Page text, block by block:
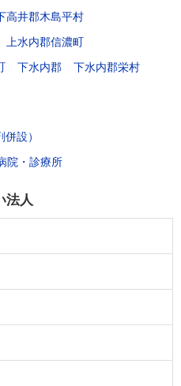
高井郡木島平村
上水内郡信濃町
下水内郡 下水内郡栄村
設）
院・診療所
法人